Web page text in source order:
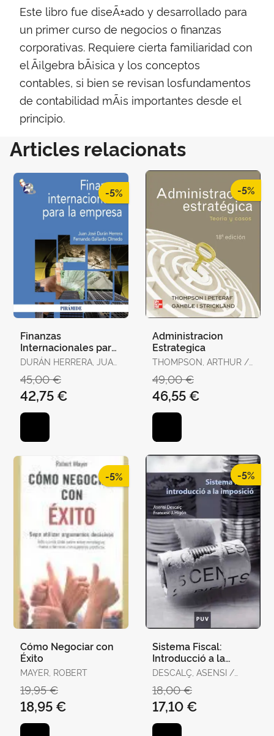
Este libro fue diseÃ±ado y desarrollado para
un primer curso de negocios o finanzas
corporativas. Requiere cierta familiaridad con
el Ã¡lgebra bÃ¡sica y los conceptos
contables, si bien se revisan losfundamentos
de contabilidad mÃ¡s importantes desde el
principio.
Articles relacionats
-5%
Finanzas
Internacionales para
la Empresa
DURÁN HERRERA, JUAN
OLMEDO, FERNANDO
45,00 €
42,75 €
-5%
Administracion
Estrategica
THOMPSON, ARTHUR /
PETERAF, MARGARET /
STRICHLAND, A.J.
49,00 €
46,55 €
-5%
Cómo Negociar con
Éxito
MAYER, ROBERT
19,95 €
18,95 €
-5%
Sistema Fiscal:
Introducció a la
Imposició
DESCALÇ, ASENSI /
18,00 €
17,10 €